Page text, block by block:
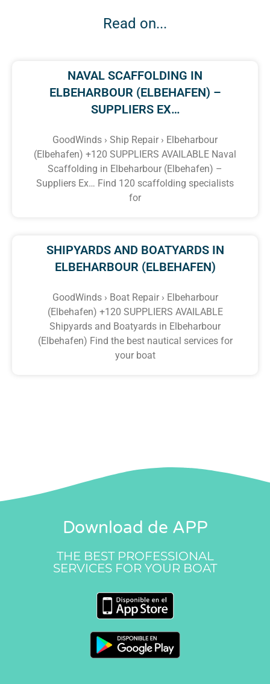
Read on...
NAVAL SCAFFOLDING IN
ELBEHARBOUR (ELBEHAFEN) –
SUPPLIERS EX…
GoodWinds › Ship Repair › Elbeharbour
(Elbehafen) +120 SUPPLIERS AVAILABLE Naval
Scaffolding in Elbeharbour (Elbehafen) –
Suppliers Ex… Find 120 scaffolding specialists
for
SHIPYARDS AND BOATYARDS IN
ELBEHARBOUR (ELBEHAFEN)
GoodWinds › Boat Repair › Elbeharbour
(Elbehafen) +120 SUPPLIERS AVAILABLE
Shipyards and Boatyards in Elbeharbour
(Elbehafen) Find the best nautical services for
your boat
Download de APP
THE BEST PROFESSIONAL
SERVICES FOR YOUR BOAT